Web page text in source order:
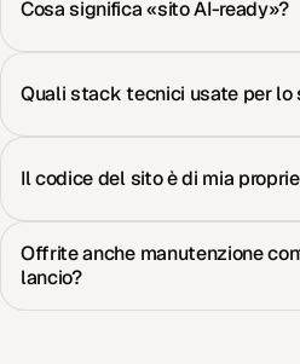
Cosa significa «sito AI-ready»?
Quali stack tecnici usate per lo
Il codice del sito è di mia
Offrite anche manutenzione
lancio?